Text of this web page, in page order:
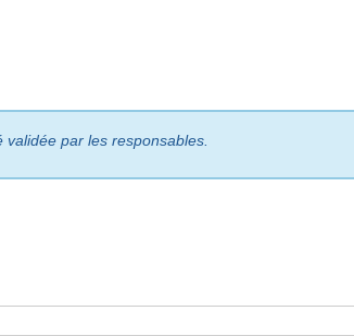
par les responsables.